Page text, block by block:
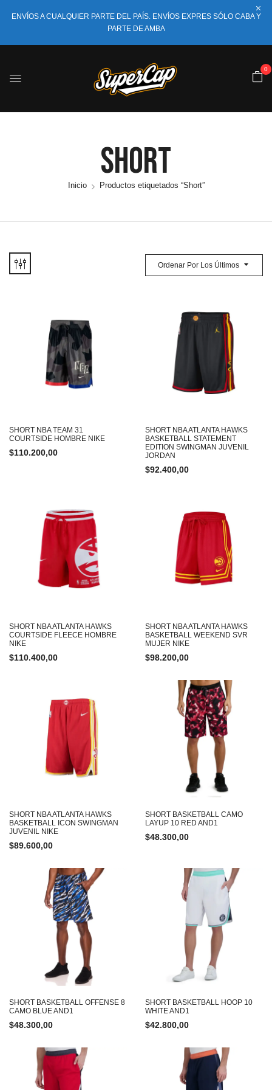
ENVÍOS A CUALQUIER PARTE DEL PAÍS. ENVÍOS EXPRES SÓLO CABA Y
PARTE DE AMBA
0
Short
Inicio Productos etiquetados “Short”
Ordenar Por Los Últimos
SHORT NBA TEAM 31
COURTSIDE HOMBRE NIKE
$110.200,00
SHORT NBA ATLANTA HAWKS
BASKETBALL STATEMENT
EDITION SWINGMAN JUVENIL
JORDAN
$92.400,00
SHORT NBA ATLANTA HAWKS
COURTSIDE FLEECE HOMBRE
NIKE
$110.400,00
SHORT NBA ATLANTA HAWKS
BASKETBALL WEEKEND SVR
MUJER NIKE
$98.200,00
SHORT NBA ATLANTA HAWKS
BASKETBALL ICON SWINGMAN
JUVENIL NIKE
$89.600,00
SHORT BASKETBALL CAMO
LAYUP 10 RED AND1
$48.300,00
SHORT BASKETBALL OFFENSE 8
CAMO BLUE AND1
$48.300,00
SHORT BASKETBALL HOOP 10
WHITE AND1
$42.800,00